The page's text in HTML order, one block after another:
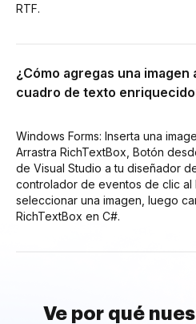
RTF.
¿Cómo agregas una imagen
cuadro de texto
Windows Forms: Inserta una
Arrastra RichTextBox, Botón
de Visual Studio a tu diseñador
controlador de eventos de clic al
seleccionar una imagen, luego
RichTextBox en C#.
Ve por qué